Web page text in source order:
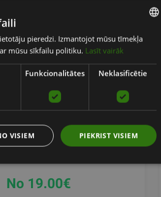
ELEIKO IWF WEIGHTLIFTING
COMP./TRAINING DISCS RC
No 19.00€
LATVIAN
RUSSIAN
pieredzi. Izmantojot mūsu tīmekļa
mūsu sīkfailu politiku. Lasīt vairāk
Funkcionalitātes Neklasificētie
PIEKRIST VISIEM
VISIEM